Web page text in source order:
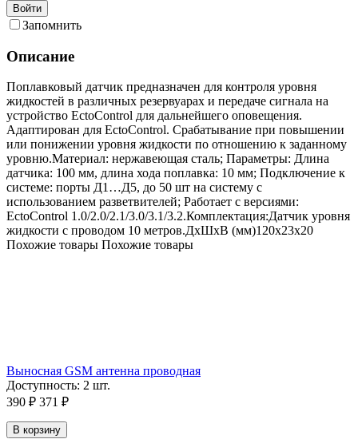
Войти
Запомнить
Описание
Поплавковый датчик предназначен для контроля уровня
жидкостей в различных резервуарах и передаче сигнала на
устройство EctoControl для дальнейшего оповещения.
Адаптирован для EctoControl. Срабатывание при повышении
или понижении уровня жидкости по отношению к заданному
уровню.Материал: нержавеющая сталь; Параметры: Длина
датчика: 100 мм, длина хода поплавка: 10 мм; Подключение к
системе: порты Д1…Д5, до 50 шт на систему с
использованием разветвителей; Работает с версиями:
EctoControl 1.0/2.0/2.1/3.0/3.1/3.2.Комплектация:Датчик уровня
жидкости с проводом 10 метров.ДхШхВ (мм)120х23х20
Похожие товары Похожие товары
Выносная GSM антенна проводная
Доступность: 2 шт.
390 ₽ 371 ₽
В корзину